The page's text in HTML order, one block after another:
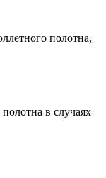
полотна,
в случаях